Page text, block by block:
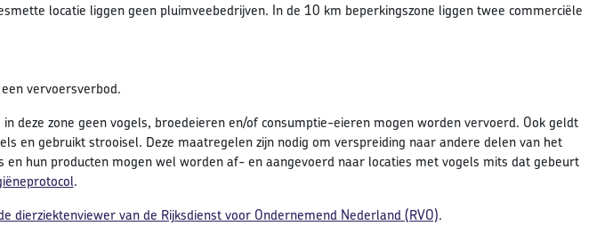
locatie liggen geen pluimveebedrijven. In de 10 km beperkingszone liggen twee commerciële
vervoersverbod.
deze zone geen vogels, broedeieren en/of consumptie-eieren mogen worden vervoerd. Ook geldt
en gebruikt strooisel. Deze maatregelen zijn nodig om verspreiding naar andere delen van het
en hun producten mogen wel worden af- en aangevoerd naar locaties met vogels mits dat gebeurt
.
dierziektenviewer van de Rijksdienst voor Ondernemend Nederland (RVO).